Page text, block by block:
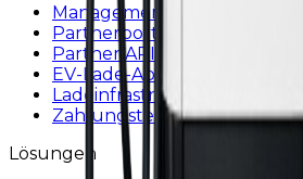
Managementsystem für
Partnerportal
Partner API
EV-Lade-App
Ladeinfrastruktur
Zahlungsterminals
Lösungen